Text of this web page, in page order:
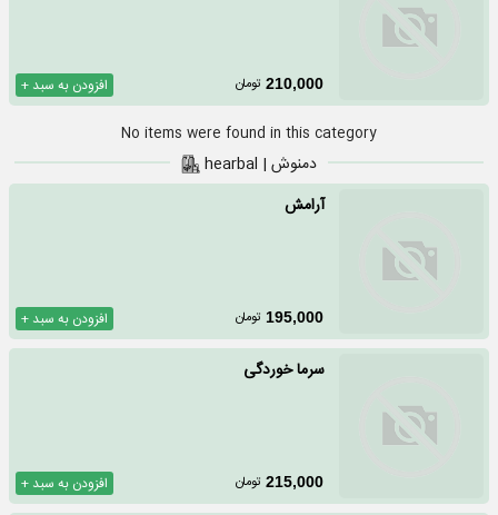
افزودن به سبد + 210,000 تومان
No items were found in this category
دمنوش | hearbal
آرامش
افزودن به سبد + 195,000 تومان
سرما خوردگی
افزودن به سبد + 215,000 تومان